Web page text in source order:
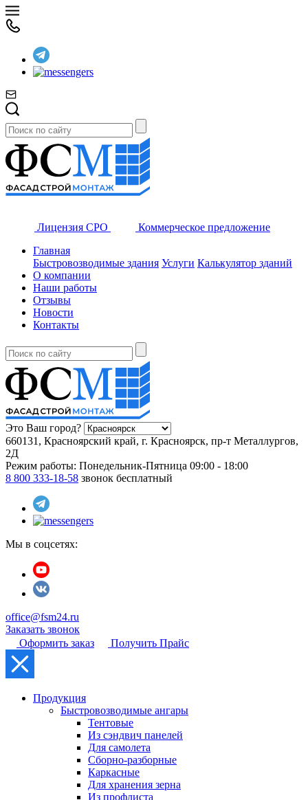
Лицензия СРО
Коммерческое предложение
Главная
Быстровозводимые здания Услуги Калькулятор зданий
О компании
Наши работы
Отзывы
Новости
Контакты
Это Ваш город?
660131, Красноярский край, г. Красноярск, пр-т Металлургов,
2Д
Режим работы: Понедельник-Пятница 09:00 - 18:00
8 800 333-18-58 звонок бесплатный
Мы в соцсетях:
office@fsm24.ru
Заказать звонок
Оформить заказ
Получить Прайс
Продукция
Быстровозводимые ангары
Тентовые
Из сэндвич панелей
Для самолета
Сборно-разборные
Каркасные
Для хранения зерна
Из профлиста